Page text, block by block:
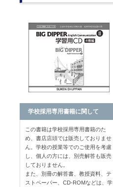
学校採用専用書籍に関して
この書籍は学校採用専用書籍のた
め、書店店頭では販売しておりませ
ん。学校の授業等でのご使用を考慮
し、個人の方には、別売解答も販売
しておりません。
また、別冊の解答書、教授資料、テ
ストペーパー、CD-ROMなどは、学